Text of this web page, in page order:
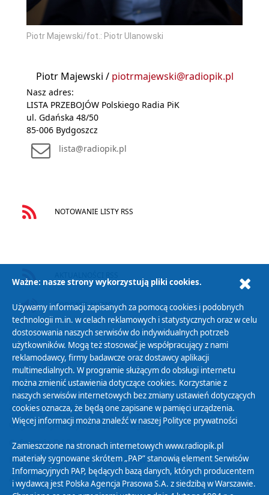
Piotr Majewski/fot.: Piotr Ulanowski
Piotr Majewski / piotrmajewski@radiopik.pl
Nasz adres:
LISTA PRZEBOJÓW Polskiego Radia PiK
ul. Gdańska 48/50
85-006 Bydgoszcz
lista@radiopik.pl
NOTOWANIE LISTY RSS
PODCAST AUDIO
Polityka Prywatności
Zasady korzystania z Serwisu
Organizacje Pożytku Publicznego
Cyfryzacja DAB+
Polityka ochrony danych osobowych
Abonament
Ważne: nasze strony wykorzystują pliki cookies.
Używamy informacji zapisanych za pomocą cookies i podobnych
technologii m.in. w celach reklamowych i statystycznych oraz w celu
dostosowania naszych serwisów do indywidualnych potrzeb
użytkowników. Mogą też stosować je współpracujący z nami
reklamodawcy, firmy badawcze oraz dostawcy aplikacji
multimedialnych. W programie służącym do obsługi internetu
można zmienić ustawienia dotyczące cookies. Korzystanie z
naszych serwisów internetowych bez zmiany ustawień dotyczących
cookies oznacza, że będą one zapisane w pamięci urządzenia.
Więcej informacji można znaleźć w naszej Polityce prywatności
Zamieszczone na stronach internetowych www.radiopik.pl
materiały sygnowane skrótem „PAP” stanowią element Serwisów
Informacyjnych PAP, będących bazą danych, których producentem
i wydawcą jest Polska Agencja Prasowa S.A. z siedzibą w Warszawie.